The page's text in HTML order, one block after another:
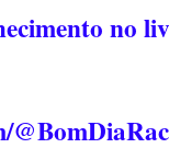
no